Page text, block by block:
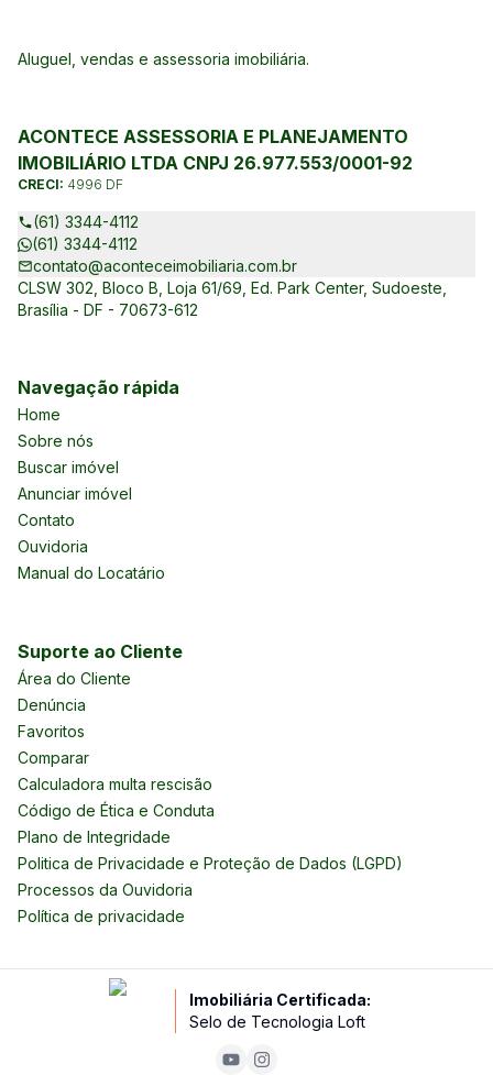
Aluguel, vendas e assessoria imobiliária.
ACONTECE ASSESSORIA E PLANEJAMENTO
IMOBILIÁRIO LTDA CNPJ 26.977.553/0001-92
CRECI: 4996 DF
(61) 3344-4112
(61) 3344-4112
contato@aconteceimobiliaria.com.br
CLSW 302, Bloco B, Loja 61/69, Ed. Park Center, Sudoeste,
Brasília - DF - 70673-612
Navegação rápida
Home
Sobre nós
Buscar imóvel
Anunciar imóvel
Contato
Ouvidoria
Manual do Locatário
Suporte ao Cliente
Área do Cliente
Denúncia
Favoritos
Comparar
Calculadora multa rescisão
Código de Ética e Conduta
Plano de Integridade
Politica de Privacidade e Proteção de Dados (LGPD)
Processos da Ouvidoria
Política de privacidade
Imobiliária Certificada:
Selo de Tecnologia Loft